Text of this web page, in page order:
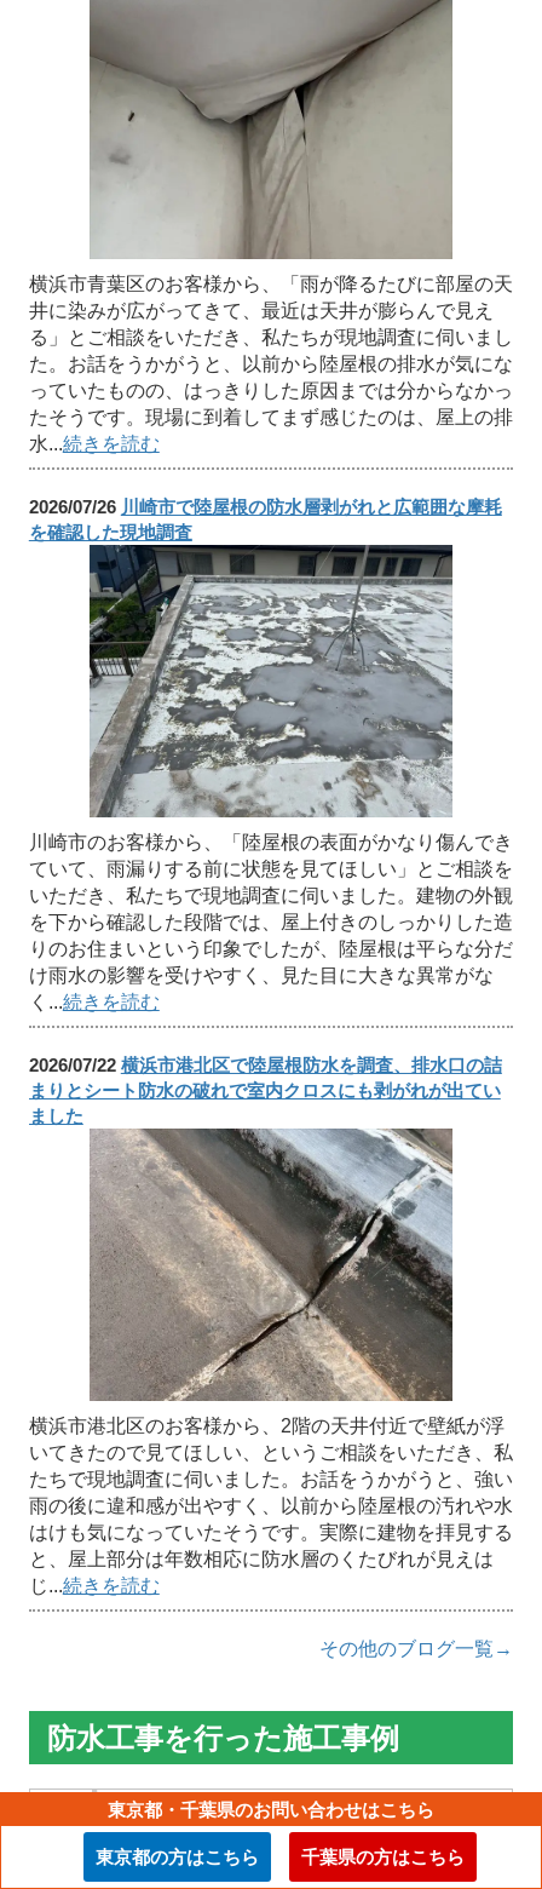
横浜市青葉区のお客様から、「雨が降るたびに部屋の天
井に染みが広がってきて、最近は天井が膨らんで見え
る」とご相談をいただき、私たちが現地調査に伺いまし
た。お話をうかがうと、以前から陸屋根の排水が気にな
っていたものの、はっきりした原因までは分からなかっ
たそうです。現場に到着してまず感じたのは、屋上の排
水...続きを読む
2026/07/26 川崎市で陸屋根の防水層剥がれと広範囲な摩耗
を確認した現地調査
川崎市のお客様から、「陸屋根の表面がかなり傷んでき
ていて、雨漏りする前に状態を見てほしい」とご相談を
いただき、私たちで現地調査に伺いました。建物の外観
を下から確認した段階では、屋上付きのしっかりした造
りのお住まいという印象でしたが、陸屋根は平らな分だ
け雨水の影響を受けやすく、見た目に大きな異常がな
く...続きを読む
2026/07/22 横浜市港北区で陸屋根防水を調査、排水口の詰
まりとシート防水の破れで室内クロスにも剥がれが出てい
ました
横浜市港北区のお客様から、2階の天井付近で壁紙が浮
いてきたので見てほしい、というご相談をいただき、私
たちで現地調査に伺いました。お話をうかがうと、強い
雨の後に違和感が出やすく、以前から陸屋根の汚れや水
はけも気になっていたそうです。実際に建物を拝見する
と、屋上部分は年数相応に防水層のくたびれが見えは
じ...続きを読む
その他のブログ一覧→
防水工事を行った施工事例
渋谷区渋谷の塔屋をウレタン防水で守る｜
施工の流れと長持ちさせるポイントを解説
東京都・千葉県のお問い合わせはこちら
東京都の方はこちら 千葉県の方はこちら